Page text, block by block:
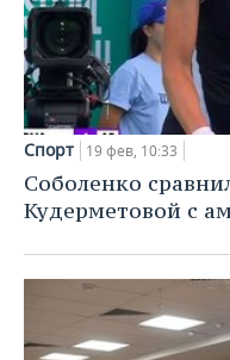
Спорт 19 фев, 10:33
Соболенко
Кудерметовой с